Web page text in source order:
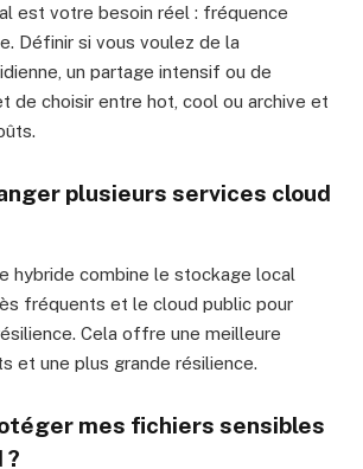
est votre besoin réel : fréquence
Définir si vous voulez de la
un partage intensif ou de
de choisir entre hot, cool ou archive et
plusieurs services cloud
hybride combine le stockage local
fréquents et le cloud public pour
Cela offre une meilleure
et une plus grande résilience.
mes fichiers sensibles
?